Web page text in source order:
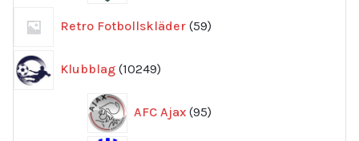
Retro Fotbollskläder 59
produkter
Klubblag 10249
produkter
AFC Ajax 95
produkter